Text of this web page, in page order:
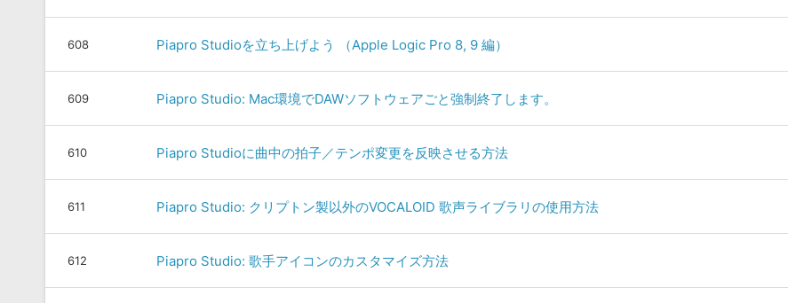
608 Piapro Studioを立ち上げよう （Apple Logic Pro 8, 9 編）
609 Piapro Studio: Mac環境でDAWソフトウェアごと強制終了します。
610 Piapro Studioに曲中の拍子／テンポ変更を反映させる方法
611 Piapro Studio: クリプトン製以外のVOCALOID 歌声ライブラリの使用方法
612 Piapro Studio: 歌手アイコンのカスタマイズ方法